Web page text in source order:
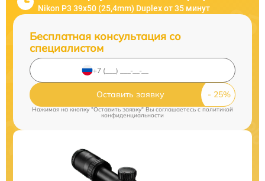
Nikon P3 39x50 (25,4mm) Duplex от 35 минут
Бесплатная консультация со
специалистом
Оставить заявку
Нажимая на кнопку "Оставить заявку" Вы соглашаетесь cполитикой
конфиденциальности